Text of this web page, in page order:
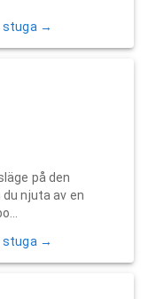
stuga →
på den
njuta av en
stuga →